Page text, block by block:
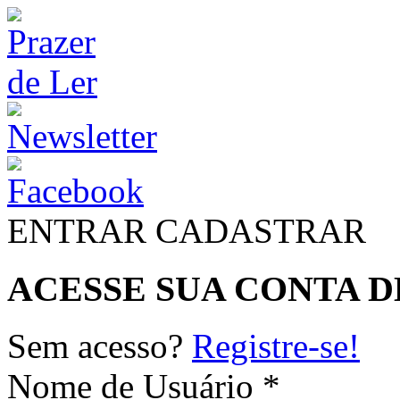
ENTRAR CADASTRAR
ACESSE SUA CONTA
Sem acesso? Registre-se!
Nome de Usuário *